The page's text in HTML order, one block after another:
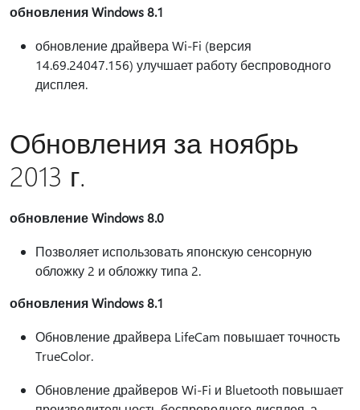
обновления Windows 8.1
обновление драйвера Wi-Fi (версия
14.69.24047.156) улучшает работу беспроводного
дисплея.
Обновления за ноябрь
2013 г.
обновление Windows 8.0
Позволяет использовать японскую сенсорную
обложку 2 и обложку типа 2.
обновления Windows 8.1
Обновление драйвера LifeCam повышает точность
TrueColor.
Обновление драйверов Wi-Fi и Bluetooth повышает